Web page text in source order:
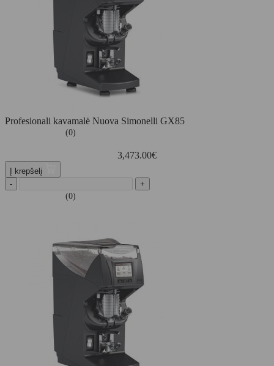
Profesionali kavamalė Nuova Simonelli GX85
(0)
3,473.00€
Į krepšelį
-
+
(0)